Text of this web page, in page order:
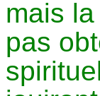
mais
pas